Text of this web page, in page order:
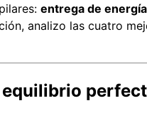
entrega de
analizo las cuatro
equilibrio